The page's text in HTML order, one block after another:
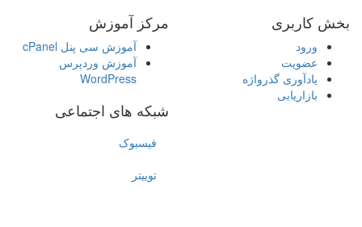
بخش کاربری
ورود
عضویت
یادآوری گذرواژه
بازاریابی
مرکز آموزش
آموزش سی پنل cPanel
آموزش وردپرس
WordPress
شبکه های اجتماعی
فیسبوک
توییتر